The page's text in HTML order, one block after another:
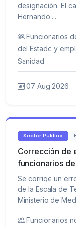
designación. El
Hernando,...
Funcionarios
del Estado y
Sanidad
07 Aug 2026
Sector Público
Corrección de
funcionarios
Se corrige un
de la Escala de
Ministerio de
Funcionarios